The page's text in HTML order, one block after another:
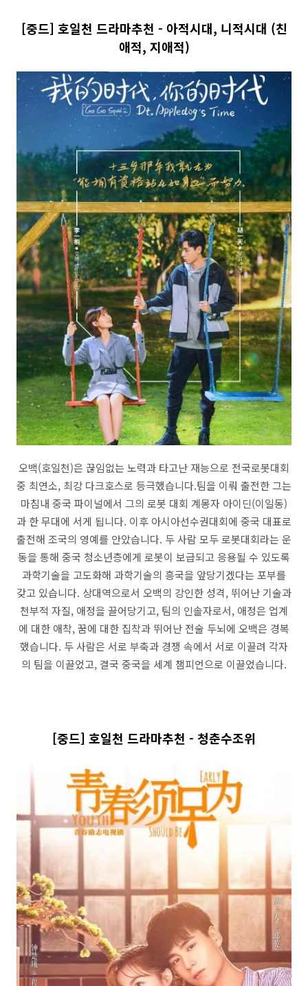
[중드] 호일천 드라마추천 - 아적시대, 니적시대 (친
애적, 지애적)
오백(호일천)은 끊임없는 노력과 타고난 재능으로 전국로봇대회
중 최연소, 최강 다크호스로 등극했습니다.팀을 이뤄 출전한 그는
마침내 중국 파이널에서 그의 로봇 대회 계몽자 아이딘(이일동)
과 한 무대에 서게 됩니다. 이후 아시아선수권대회에 중국 대표로
출전해 조국의 영예를 안았습니다. 두 사람 모두 로봇대회라는 운
동을 통해 중국 청소년층에게 로봇이 보급되고 응용될 수 있도록
과학기술을 고도화해 과학기술의 흥국을 앞당기겠다는 포부를
갖고 있습니다. 상대역으로서 오백의 강인한 성격, 뛰어난 기술과
천부적 자질, 애정을 끌어당기고, 팀의 인솔자로서, 애정은 업계
에 대한 애착, 꿈에 대한 집착과 뛰어난 전술 두뇌에 오백은 경복
했습니다. 두 사람은 서로 부축과 경쟁 속에서 서로 이끌려 각자
의 팀을 이끌었고, 결국 중국을 세계 챔피언으로 이끌었습니다.
[중드] 호일천 드라마추천 - 청춘수조위